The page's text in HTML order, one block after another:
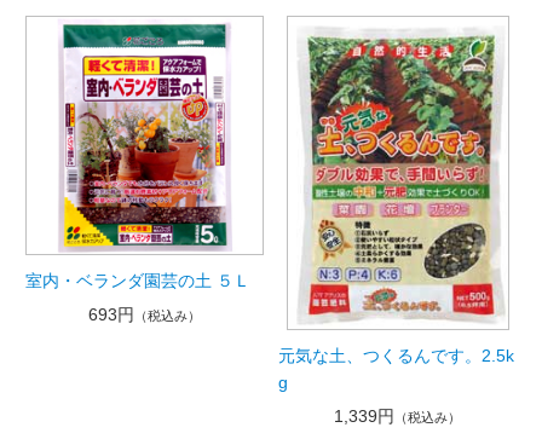
室内・ベランダ園芸の土 ５Ｌ
693円
（税込み）
元気な土、つくるんです。2.5k
g
1,339円
（税込み）